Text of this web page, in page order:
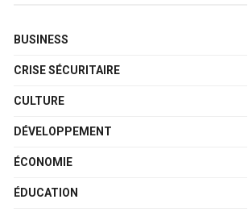
BUSINESS
CRISE SÉCURITAIRE
CULTURE
DÉVELOPPEMENT
ÉCONOMIE
ÉDUCATION